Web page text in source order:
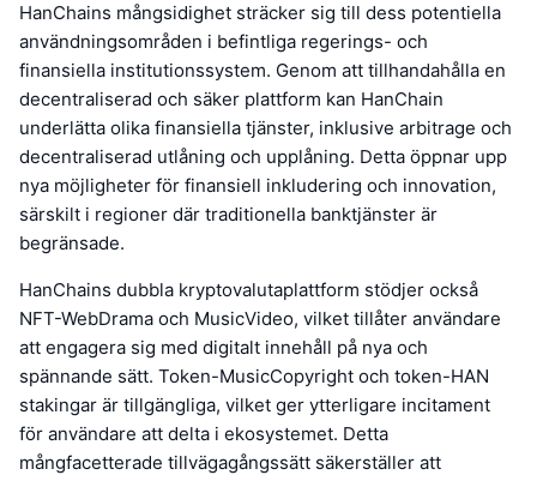
HanChains mångsidighet sträcker sig till dess potentiella
användningsområden i befintliga regerings- och
finansiella institutionssystem. Genom att tillhandahålla en
decentraliserad och säker plattform kan HanChain
underlätta olika finansiella tjänster, inklusive arbitrage och
decentraliserad utlåning och upplåning. Detta öppnar upp
nya möjligheter för finansiell inkludering och innovation,
särskilt i regioner där traditionella banktjänster är
begränsade.
HanChains dubbla kryptovalutaplattform stödjer också
NFT-WebDrama och MusicVideo, vilket tillåter användare
att engagera sig med digitalt innehåll på nya och
spännande sätt. Token-MusicCopyright och token-HAN
stakingar är tillgängliga, vilket ger ytterligare incitament
för användare att delta i ekosystemet. Detta
mångfacetterade tillvägagångssätt säkerställer att